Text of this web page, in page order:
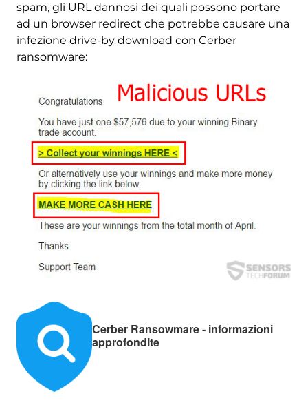
spam, gli URL dannosi dei quali possono portare
ad un browser redirect che potrebbe causare una
infezione drive-by download con Cerber
ransomware:
Cerber Ransowmare - informazioni
approfondite